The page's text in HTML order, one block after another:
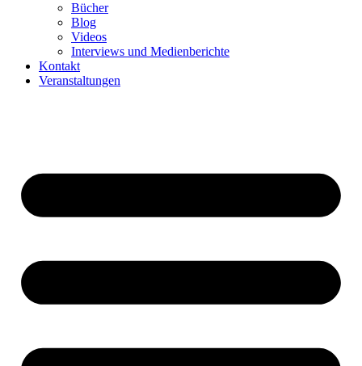
Bücher
Blog
Videos
Interviews und Medienberichte
Kontakt
Veranstaltungen